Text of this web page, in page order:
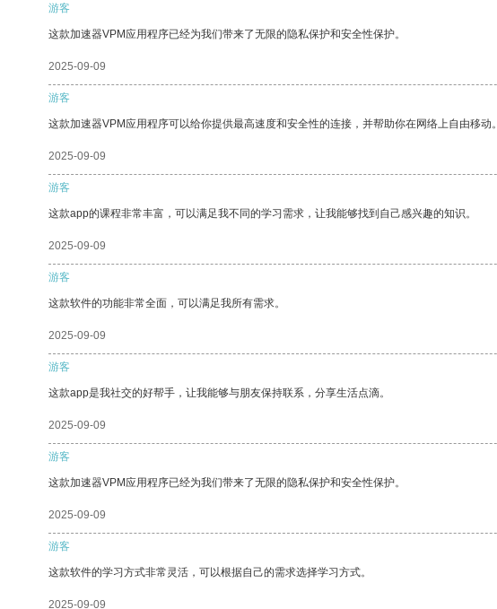
游客
这款加速器VPM应用程序已经为我们带来了无限的隐私保护和安全性保护。
2025-09-09
游客
这款加速器VPM应用程序可以给你提供最高速度和安全性的连接，并帮助你在网络上自由移动。
2025-09-09
游客
这款app的课程非常丰富，可以满足我不同的学习需求，让我能够找到自己感兴趣的知识。
2025-09-09
游客
这款软件的功能非常全面，可以满足我所有需求。
2025-09-09
游客
这款app是我社交的好帮手，让我能够与朋友保持联系，分享生活点滴。
2025-09-09
游客
这款加速器VPM应用程序已经为我们带来了无限的隐私保护和安全性保护。
2025-09-09
游客
这款软件的学习方式非常灵活，可以根据自己的需求选择学习方式。
2025-09-09